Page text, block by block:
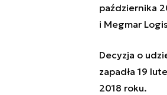
października
i Megmar
Decyzja o
zapadła 19
2018 roku.